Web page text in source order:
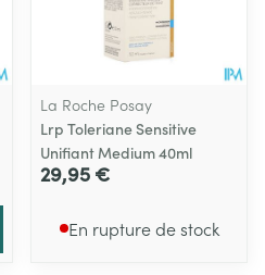
La Roche Posay
Lrp Toleriane Sensitive
Unifiant Medium 40ml
29,95 €
En rupture de stock